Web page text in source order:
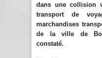
dans une collision
transport de
marchandises
de la ville de
constaté.